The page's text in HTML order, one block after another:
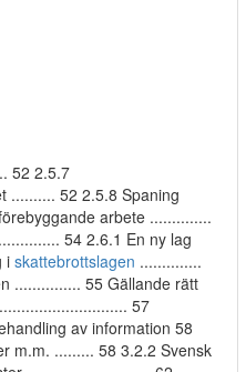
52 2.5.7
.......... 52 2.5.8 Spaning
arbete ..............
54 2.6.1 En ny lag
i skattebrottslagen ..............
............... 55 Gällande rätt
57
av information 58
m.m. ......... 58 3.2.2 Svensk